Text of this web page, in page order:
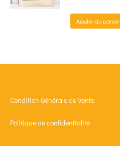
Ajouter au panier
Condition Générale de Vente
Politique de confidentialité